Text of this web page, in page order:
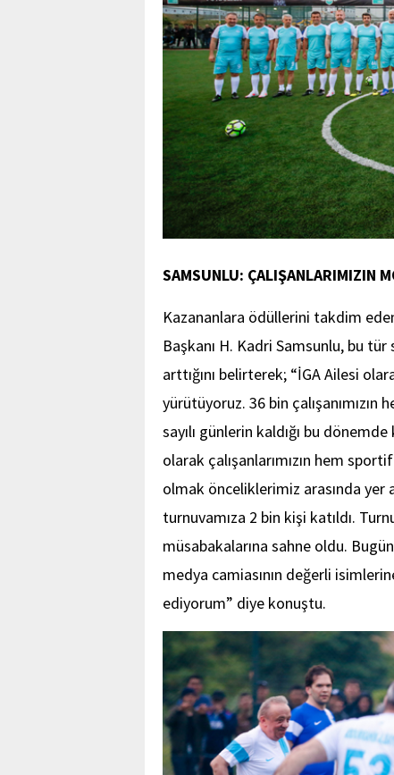
SAMSUNLU: ÇALIŞANLARIMIZIN
Kazananlara ödüllerini takdim
Başkanı H. Kadri Samsunlu, bu
arttığını belirterek; “İGA Ailesi
yürütüyoruz. 36 bin çalışanımızın
sayılı günlerin kaldığı bu
olarak çalışanlarımızın hem
olmak önceliklerimiz arasında yer
turnuvamıza 2 bin kişi katıldı.
müsabakalarına sahne oldu.
medya camiasının değerli
ediyorum” diye konuştu.